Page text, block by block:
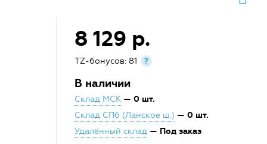
8 129 р.
TZ-бонусов: 81 ?
В наличии
Склад МСК — 0 шт.
Склад СПб (Ланское ш.) — 0 шт.
Удалённый склад — Под заказ